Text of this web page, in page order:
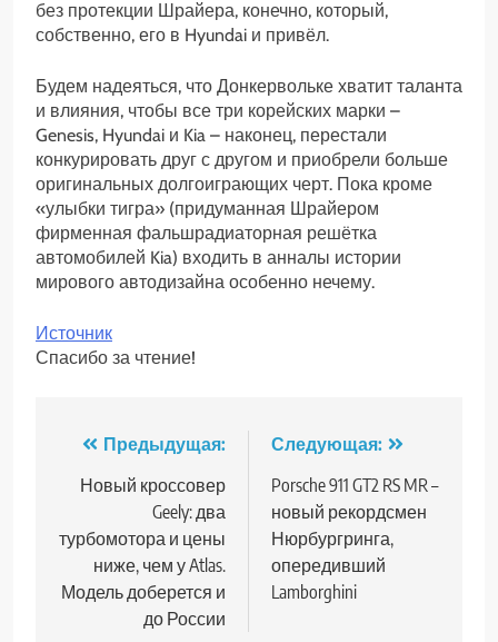
без протекции Шрайера, конечно, который,
собственно, его в Hyundai и привёл.
Будем надеяться, что Донкервольке хватит таланта
и влияния, чтобы все три корейских марки –
Genesis, Hyundai и Kia – наконец, перестали
конкурировать друг с другом и приобрели больше
оригинальных долгоиграющих черт. Пока кроме
«улыбки тигра» (придуманная Шрайером
фирменная фальшрадиаторная решётка
автомобилей Kia) входить в анналы истории
мирового автодизайна особенно нечему.
Источник
Спасибо за чтение!
Навигация
по
записям
Предыдущая:
Новый кроссовер
Geely: два
турбомотора и цены
ниже, чем у Atlas.
Модель доберется и
до России
Следующая:
Porsche 911 GT2 RS MR –
новый рекордсмен
Нюрбургринга,
опередивший
Lamborghini